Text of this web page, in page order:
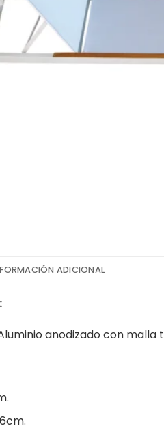
ADICIONAL
anodizado con malla